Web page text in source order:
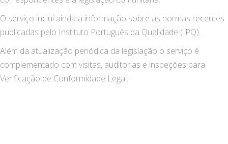
O serviço inclui ainda a informação sobre as normas recentes
publicadas pelo Instituto Português da Qualidade (IPQ).
Além da atualização periódica da legislação o serviço é
complementado com visitas, auditorias e inspeções para
Verificação de Conformidade Legal.